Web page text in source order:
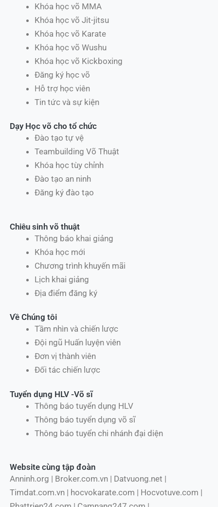
Khóa học võ MMA
Khóa học võ Jit-jitsu
Khóa học võ Karate
Khóa học võ Wushu
Khóa học võ Kickboxing
Đăng ký học võ
Hỗ trợ học viên
Tin tức và sự kiện
Dạy Học võ cho tổ chức
Đào tạo tự vệ
Teambuilding Võ Thuật
Khóa học tùy chỉnh
Đào tạo an ninh
Đăng ký đào tạo
Chiêu sinh võ thuật
Thông báo khai giảng
Khóa học mới
Chương trình khuyến mãi
Lịch khai giảng
Địa điểm đăng ký
Về Chúng tôi
Tầm nhìn và chiến lược
Đội ngũ Huấn luyện viên
Đơn vị thành viên
Đối tác chiến lược
Tuyển dụng HLV -Võ sĩ
Thông báo tuyển dụng HLV
Thông báo tuyển dụng võ sĩ
Thông báo tuyển chi nhánh đại diện
Website cùng tập đoàn
Anninh.org | Broker.com.vn | Datvuong.net |
Timdat.com.vn | hocvokarate.com | Hocvotuve.com |